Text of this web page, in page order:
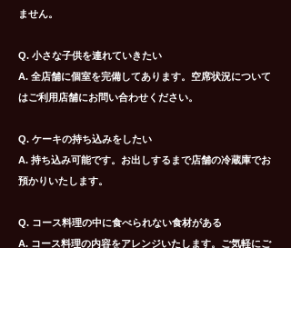
ません。
Q. 小さな子供を連れていきたい
A. 全店舗に個室を完備してあります。空席状況について
はご利用店舗にお問い合わせください。
Q. ケーキの持ち込みをしたい
A. 持ち込み可能です。お出しするまで店舗の冷蔵庫でお
預かりいたします。
Q. コース料理の中に食べられない食材がある
A. コース料理の内容をアレンジいたします。ご気軽にご